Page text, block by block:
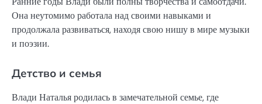
Она неутомимо работала над своими навыками и
продолжала развиваться, находя свою нишу в мире музыки
и поэзии.
Детство и семья
Влади Наталья родилась в замечательной семье, где